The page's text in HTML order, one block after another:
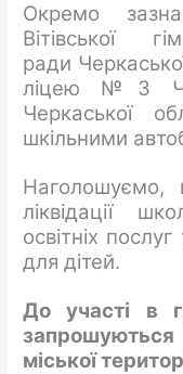
Окремо
Вітівської
ради
ліцею №3
Черкаської
шкільними
ліквідації
освітніх
для дітей.
До участі в
міської